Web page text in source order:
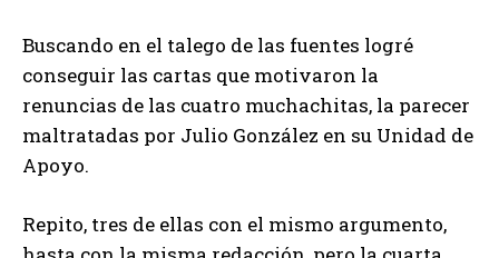
Buscando en el talego de las fuentes logré
conseguir las cartas que motivaron la
renuncias de las cuatro muchachitas, la parecer
maltratadas por Julio González en su Unidad de
Apoyo.
Repito, tres de ellas con el mismo argumento,